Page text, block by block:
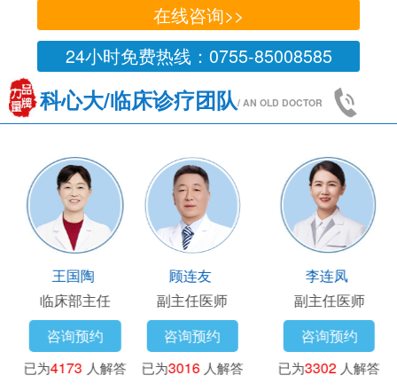
在线咨询>>
24小时免费热线：0755-85008585
科心大/临床诊疗团队/ AN OLD DOCTOR
王凯
主任医师
咨询预约
已为3718 人解答
王国陶
临床部主任
咨询预约
已为4173人解答
顾连友
副主任医师
咨询预约
3016人解答